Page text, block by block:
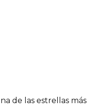
de las estrellas más